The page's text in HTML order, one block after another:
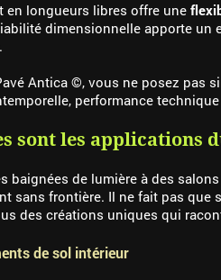
en longueurs libres offre une
dimensionnelle apporte un
.
Antica ©, vous ne posez pas
performance
sont les applications
baignées de lumière à des
sans frontière. Il ne fait pas que
des créations uniques qui
de sol intérieur